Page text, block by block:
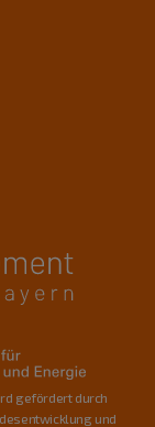
gefördert durch
und